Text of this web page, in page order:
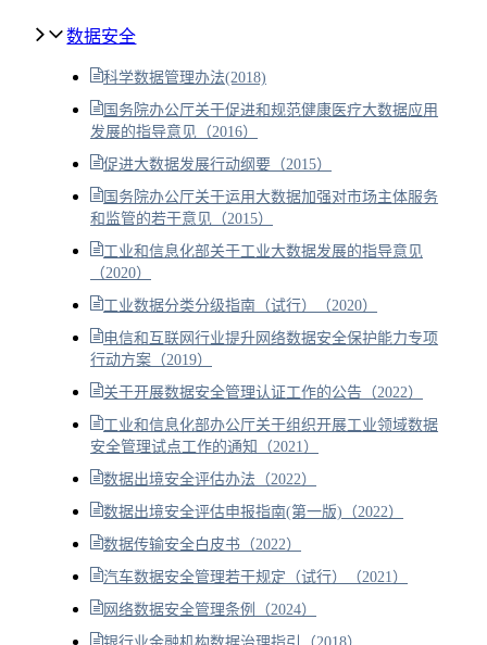
数据安全
科学数据管理办法(2018)
国务院办公厅关于促进和规范健康医疗大数据应用
发展的指导意见（2016）
促进大数据发展行动纲要（2015）
国务院办公厅关于运用大数据加强对市场主体服务
和监管的若干意见（2015）
工业和信息化部关于工业大数据发展的指导意见
（2020）
工业数据分类分级指南（试行）（2020）
电信和互联网行业提升网络数据安全保护能力专项
行动方案（2019）
关于开展数据安全管理认证工作的公告（2022）
工业和信息化部办公厅关于组织开展工业领域数据
安全管理试点工作的通知（2021）
数据出境安全评估办法（2022）
数据出境安全评估申报指南(第一版)（2022）
数据传输安全白皮书（2022）
汽车数据安全管理若干规定（试行）（2021）
网络数据安全管理条例（2024）